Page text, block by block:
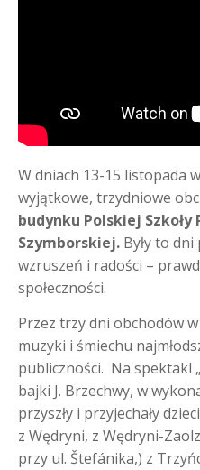
W dniach 13-15 listopada
wyjątkowe, trzydniowe
budynku Polskiej
Szymborskiej. Były to
wzruszeń i radości –
społeczności.
Przez trzy dni obchodów
muzyki i śmiechu
publiczności. Na spektakl
bajki J. Brzechwy, w
przyszły i przyjechały
z Wędryni, z Wędryni-
przy ul. Štefánika,) z